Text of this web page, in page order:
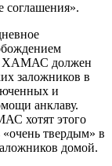
соглашения».
ХАМАС должен
заложников в
и
анклаву.
хотят этого
твердым» в
домой.